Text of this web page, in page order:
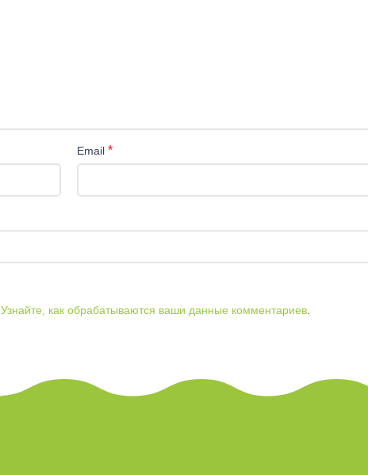
Email*
Узнайте, как обрабатываются ваши данные комментариев